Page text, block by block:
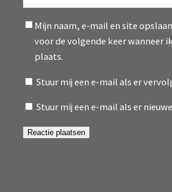
Mijn naam, e-mail en site
voor de volgende keer wanneer
plaats.
Stuur mij een e-mail als er
Stuur mij een e-mail als er